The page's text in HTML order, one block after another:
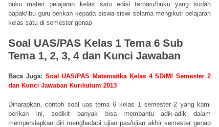
buku materi pelajaran kelas satu edisi terbaru/buku yang sudah
bapak/ibu guru berikan kepada siswa-siswi selama mengikuti pelajaran
kelas satu di semester genap
Soal UAS/PAS Kelas 1 Tema 6 Sub
Tema 1, 2, 3, 4 dan Kunci Jawaban
Baca Juga: Soal UAS/PAS Matematika Kelas 4 SD/MI Semester 2
dan Kunci Jawaban Kurikulum 2013
Diharapkan, contoh soal uas tema 6 kelas 1 semester 2 yang kami
berikan ini, sedikit banyak bisa membantu adik-adik dalam
mempersiapkan diri menghadapi ujian pas/ujian akhir semester genap